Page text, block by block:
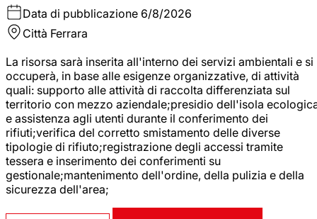
Data di pubblicazione 6/8/2026
Città Ferrara
La risorsa sarà inserita all'interno dei servizi ambientali e si
occuperà, in base alle esigenze organizzative, di attività
quali: supporto alle attività di raccolta differenziata sul
territorio con mezzo aziendale;presidio dell'isola
e assistenza agli utenti durante il conferimento dei
rifiuti;verifica del corretto smistamento delle diverse
tipologie di rifiuto;registrazione degli accessi tramite
tessera e inserimento dei conferimenti su
gestionale;mantenimento dell'ordine, della pulizia e della
sicurezza dell'area;